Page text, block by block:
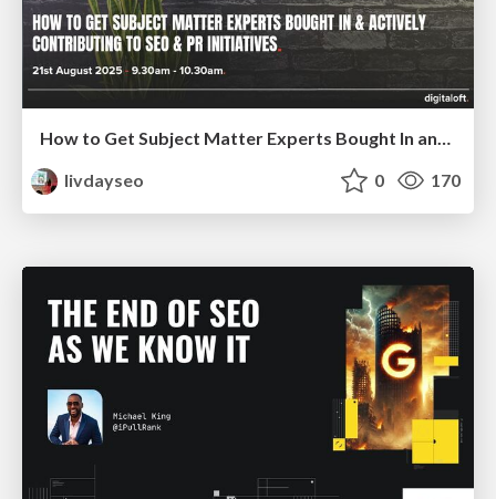
How to Get Subject Matter Experts Bought In and Actively Contributing to SEO & PR Initiatives.
livdayseo
0 170